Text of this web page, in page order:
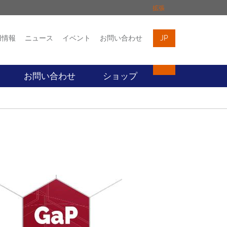
拡張
イベント お問い合わせ
報 ニュース イベント お問い合わせ JP
お問い合わせ ショップ